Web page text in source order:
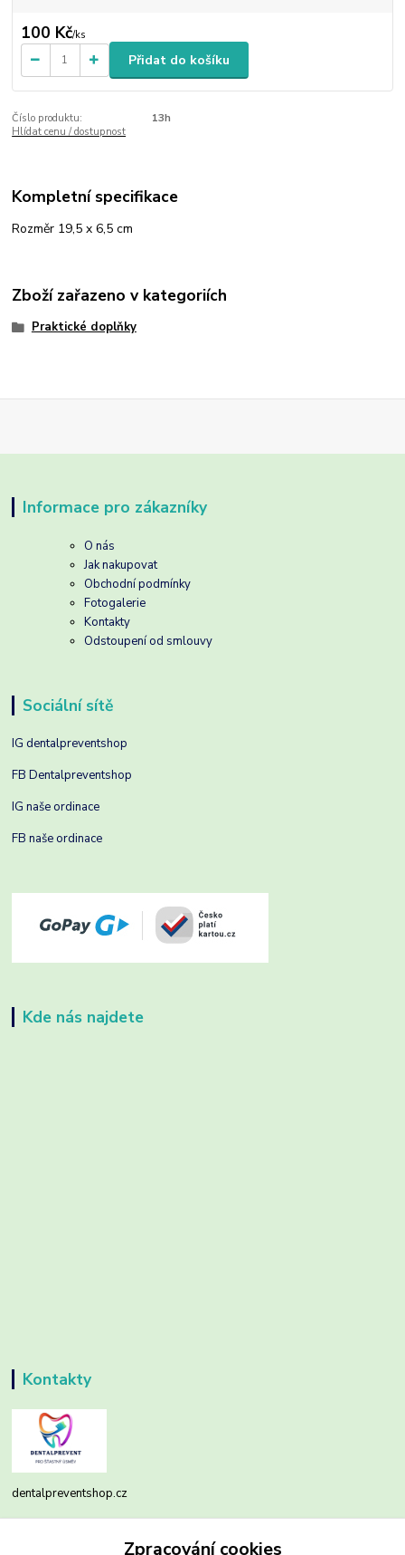
100 Kč/ks
Přidat do košíku
Číslo produktu:
13h
Hlídat cenu / dostupnost
Kompletní specifikace
Rozměr 19,5 x 6,5 cm
Zboží zařazeno v kategoriích
Praktické doplňky
Informace pro zákazníky
O nás
Jak nakupovat
Obchodní podmínky
Fotogalerie
Kontakty
Odstoupení od smlouvy
Sociální sítě
IG dentalpreventshop
FB Dentalpreventshop
IG naše ordinace
FB naše ordinace
Kde nás najdete
Kontakty
dentalpreventshop.cz
Zpracování cookies